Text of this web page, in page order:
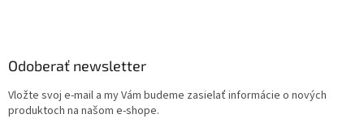
Odoberať newsletter
Vložte svoj e-mail a my Vám budeme zasielať informácie o nových
produktoch na našom e-shope.